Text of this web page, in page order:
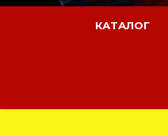
КАТАЛОГ